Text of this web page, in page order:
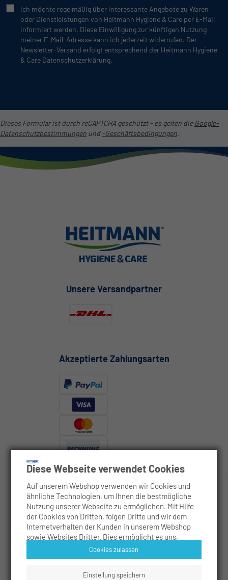
Diese Webseite verwendet Cookies
Auf unserem Webshop verwenden wir Cookies und
ähnliche Technologien, um Ihnen die bestmögliche
Nutzung unserer Webseite zu ermöglichen. Mit Hilfe
der Cookies von Dritten, folgen Dritte und wir dem
Internetverhalten der Kunden in unserem Webshop
sowie Websites Dritter. Dies ermöglicht es uns,
Inhalte zu personalisieren, Werbeanzeigen
maßzuschneidern sowie die Sicherheit der Nutzer zu
um die Nutzung unseres Webshops zu messen und zu
Cookies zulassen
Einstellung speichern
Ich möchte regelmäßig über interessante Angebote zu Waren
oder Dienstleistungen von Heitmann Hygiene & Care per E-Mail
informiert werden. Diese Einwilligung zur künftigen Nutzung
meiner E-Mail-Adresse kann ich jederzeit widerrufen. Der
Newsletter-Versand erfolgt entsprechend der Heitmann Hygiene
& Care Datenschutzerklärung.
Dieses Formular ist durch reCAPTCHA geschützt - es gelten die Google-
Datenschutzbestimmungen und -Geschäftsbedingungen.
Unsere Versandpartner
Akzeptierte Zahlungsarten
Rechtliches
Service